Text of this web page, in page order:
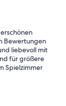
Bewertungen
liebevoll mit
für größere
Spielzimmer
bietet